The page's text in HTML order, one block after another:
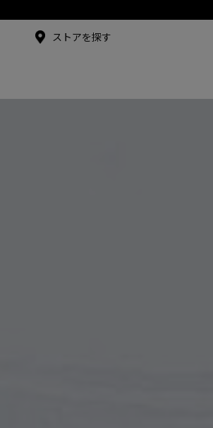
アンバサダー
ストアを探す